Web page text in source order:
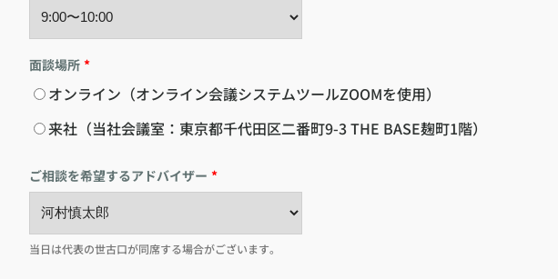
面談場所 *
オンライン（オンライン会議システムツールZOOMを使用）
来社（当社会議室：東京都千代田区二番町9-3 THE BASE麹町1階）
ご相談を希望するアドバイザー *
当日は代表の世古口が同席する場合がございます。